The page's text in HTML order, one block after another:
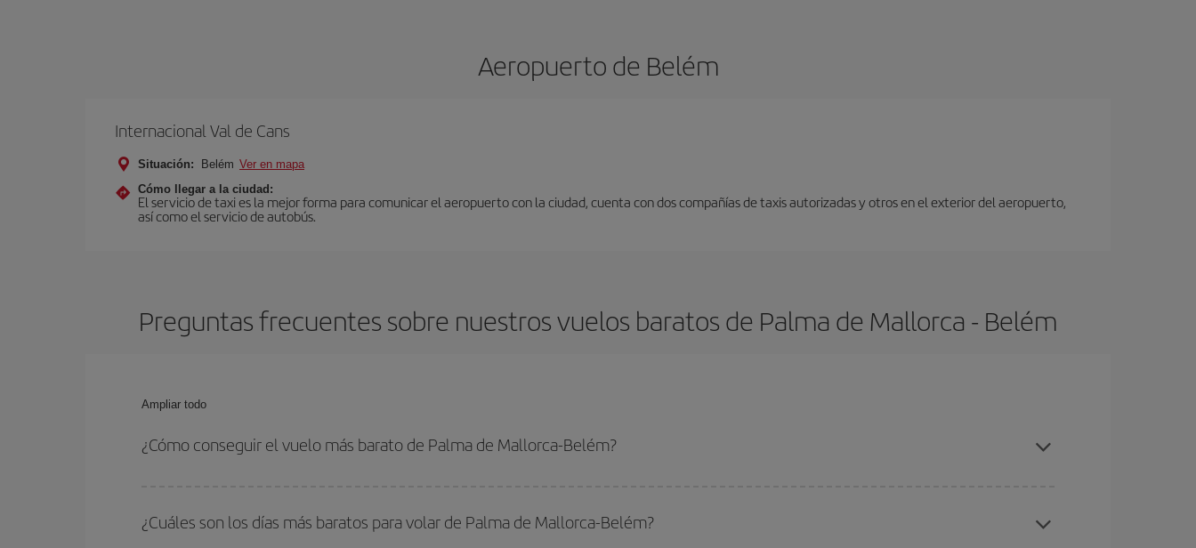
Aeropuerto de Belém
Internacional Val de Cans
Situación: Belém Ver en mapa
Cómo llegar a la ciudad:
El servicio de taxi es la mejor forma para comunicar el aeropuerto con la ciudad, cuenta con dos compañías de taxis autorizadas y otros en el exterior del aeropuerto,
así como el servicio de autobús.
Preguntas frecuentes sobre nuestros vuelos baratos de Palma de Mallorca - Belém
Ampliar todo
¿Cómo conseguir el vuelo más barato de Palma de Mallorca-Belém?
con las fechas y horarios de ida y vuelta.
¿Cuáles son los días más baratos para volar de Palma de Mallorca-Belém?